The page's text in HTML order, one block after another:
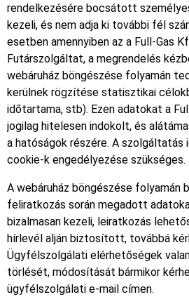
rendelkezésére bocsátott
kezeli, és nem adja ki további fél
esetben amennyiben az a Full-Gas
Futárszolgáltat, a megrendelés
webáruház böngészése folyamán
kerülnek rögzítése statisztikai
időtartama, stb). Ezen adatokat a
jogilag hitelesen indokolt, és
a hatóságok részére. A szolgáltatás
cookie-k engedélyezése szükséges.
A webáruház böngészése
feliratkozás során megadott
bizalmasan kezeli, leiratkozás
hírlevél alján biztosított, továbbá
Ügyfélszolgálati elérhetőségek
törlését, módosítását bármikor
ügyfélszolgálati e-mail címen.